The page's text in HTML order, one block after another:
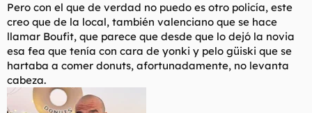
Pero con el que de verdad no puedo es otro policía, este
creo que de la local, también valenciano que se hace
llamar Boufit, que parece que desde que lo dejó la novia
esa fea que tenía con cara de yonki y pelo güiski que se
hartaba a comer donuts, afortunadamente, no levanta
cabeza.